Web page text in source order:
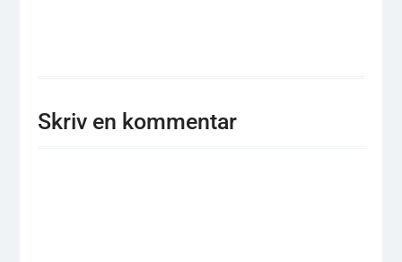
Skriv en kommentar